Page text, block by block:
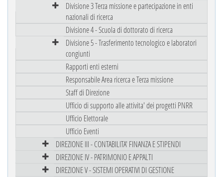
Divisione 3 Terza missione e partecipazione in enti
nazionali di ricerca
Divisione 4 - Scuola di dottorato di ricerca
Divisione 5 - Trasferimento tecnologico e laboratori
congiunti
Rapporti enti esterni
Responsabile Area ricerca e Terza missione
Staff di Direzione
Ufficio di supporto alle attivita' dei progetti PNRR
Ufficio Elettorale
Ufficio Eventi
DIREZIONE III - CONTABILITA' FINANZA E STIPENDI
DIREZIONE IV - PATRIMONIO E APPALTI
DIREZIONE V - SISTEMI OPERATIVI DI GESTIONE